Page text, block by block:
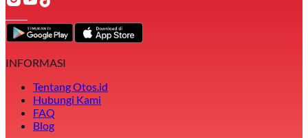
INFORMASI
Tentang Otos.id
Hubungi Kami
FAQ
Blog